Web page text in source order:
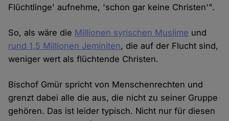
Flüchtlinge' aufnehme, 'schon gar keine Christen'".
So, als wäre die Millionen syrischen Muslime und
rund 1,5 Millionen Jeminiten, die auf der Flucht sind,
weniger wert als flüchtende Christen.
Bischof Gmür spricht von Menschenrechten und
grenzt dabei alle die aus, die nicht zu seiner Gruppe
gehören. Das ist leider typisch. Nicht nur für diesen